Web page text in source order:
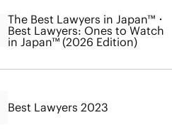
The Best Lawyers in Japan™・
Best Lawyers: Ones to Watch
in Japan™ (2026 Edition)
Best Lawyers 2023